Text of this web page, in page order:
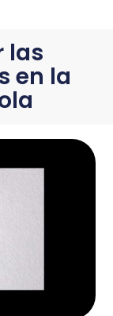
las
en la